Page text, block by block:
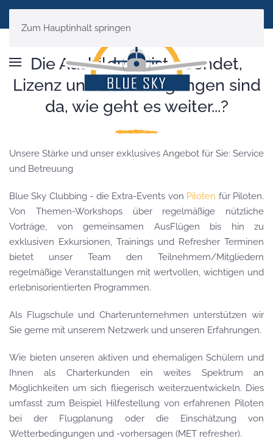
Zum Hauptinhalt springen
Die Ausbildung ist beendet,
Lizenz und Berechtigungen sind
da, wie geht es weiter...?
Unsere Stärke und unser exklusives Angebot für Sie: Service
und Betreuung
Blue Sky Clubbing - die Extra-Events von Piloten für Piloten.
Von Themen-Workshops über regelmäßige nützliche
Vorträge, von gemeinsamen AusFlügen bis hin zu
exklusiven Exkursionen, Trainings und Refresher Terminen
bietet unser Team den Teilnehmern/Mitgliedern
regelmäßige Veranstaltungen mit wertvollen, wichtigen und
erlebnisorientierten Programmen.
Als Flugschule und Charterunternehmen unterstützen wir
Sie gerne mit unserem Netzwerk und unseren Erfahrungen.
Wie bieten unseren aktiven und ehemaligen Schülern und
Ihnen als Charterkunden ein weites Spektrum an
Möglichkeiten um sich fliegerisch weiterzuentwickeln. Dies
umfasst zum Beispiel Hilfestellung von erfahrenen Piloten
bei der Flugplanung oder die Einschätzung von
Wetterbedingungen und -vorhersagen (MET refresher).